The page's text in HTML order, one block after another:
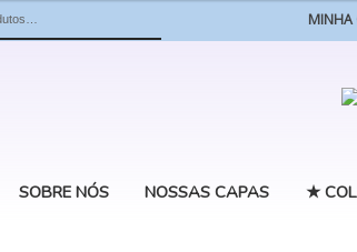
MINHA
SOBRE NÓS NOSSAS CAPAS ★